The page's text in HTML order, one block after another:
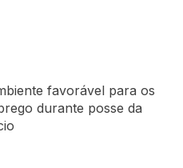
favorável para os
durante posse da